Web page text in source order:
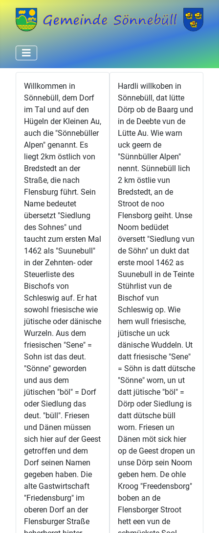
Willkommen in
Sönnebüll, dem Dorf
im Tal und auf den
Hügeln der Kleinen Au,
auch die "Sönnebüller
Alpen" genannt. Es
liegt 2km östlich von
Bredstedt an der
Straße, die nach
Flensburg führt. Sein
Name bedeutet
übersetzt "Siedlung
des Sohnes" und
taucht zum ersten Mal
1462 als "Suunebull"
in der Zehnten- oder
Steuerliste des
Bischofs von
Schleswig auf. Er hat
sowohl friesische wie
jütische oder dänische
Wurzeln. Aus dem
friesischen "Sene" =
Sohn ist das deut.
"Sönne" geworden
und aus dem
jütischen "böl" = Dorf
oder Siedlung das
deut. "büll". Friesen
und Dänen müssen
sich hier auf der Geest
getroffen und dem
Dorf seinen Namen
gegeben haben. Die
alte Gastwirtschaft
"Friedensburg" im
oberen Dorf an der
Flensburger Straße
Hardli willkoben in
Sönnebüll, dat lütte
Dörp ob de Baarg und
in de Deebte vun de
Lütte Au. Wie warn
uck geern de
"Sünnbüller Alpen"
nennt. Sünnebüll lich
2 km östlie vun
Bredstedt, an de
Stroot de noo
Flensborg geiht. Unse
Noom bedüdet
översett "Siedlung vun
de Söhn" un dukt dat
erste mool 1462 as
Suunebull in de Teinte
Stührlist vun de
Bischof vun
Schleswig op. Wie
hem wull friesische,
jütische un uck
dänische Wuddeln. Ut
datt friesische "Sene"
= Söhn is datt dütsche
"Sönne" worn, un ut
datt jütische "böl" =
Dörp oder Siedlung is
datt dütsche büll
worn. Friesen un
Dänen möt sick hier
op de Geest dropen un
unse Dörp sein Noom
geben hem. De ohle
Kroog "Freedensborg"
boben an de
Flensborger Stroot
hett een vun de